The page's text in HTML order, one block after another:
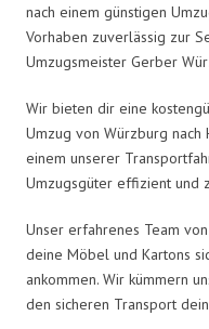
nach einem günstigen
Vorhaben zuverlässig zur
Umzugsmeister Gerber
Wir bieten dir eine
Umzug von Würzburg nach
einem unserer
Umzugsgüter effizient und
Unser erfahrenes Team
deine Möbel und Kartons
ankommen. Wir kümmern
den sicheren Transport